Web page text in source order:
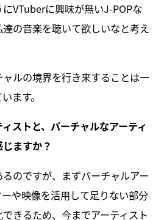
VTuberに興味が無いJ-POPな
の音楽を聴いて欲しいなと考え
ルの境界を行き来することは一
ます。
ストと、バーチャルなアーティ
ますか？
のですが、まずバーチャルアー
や映像を活用して足りない部分
きるため、今までアーティスト